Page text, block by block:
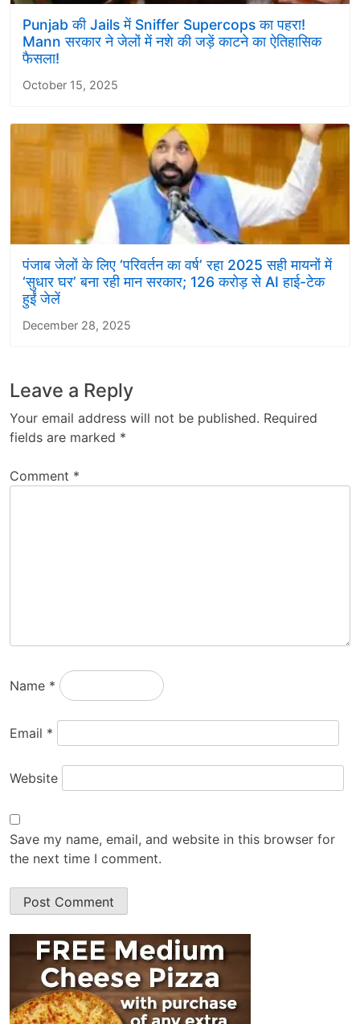
Punjab की Jails में Sniffer Supercops का पहरा!
Mann सरकार ने जेलों में नशे की जड़ें काटने का ऐतिहासिक
फैसला!
October 15, 2025
पंजाब जेलों के लिए ‘परिवर्तन का वर्ष’ रहा 2025 सही मायनों में
‘सुधार घर’ बना रही मान सरकार; 126 करोड़ से AI हाई-टेक
हुईं जेलें
December 28, 2025
Leave a Reply
Your email address will not be published. Required
fields are marked *
Comment *
Name *
Email *
Website
Save my name, email, and website in this browser for
the next time I comment.